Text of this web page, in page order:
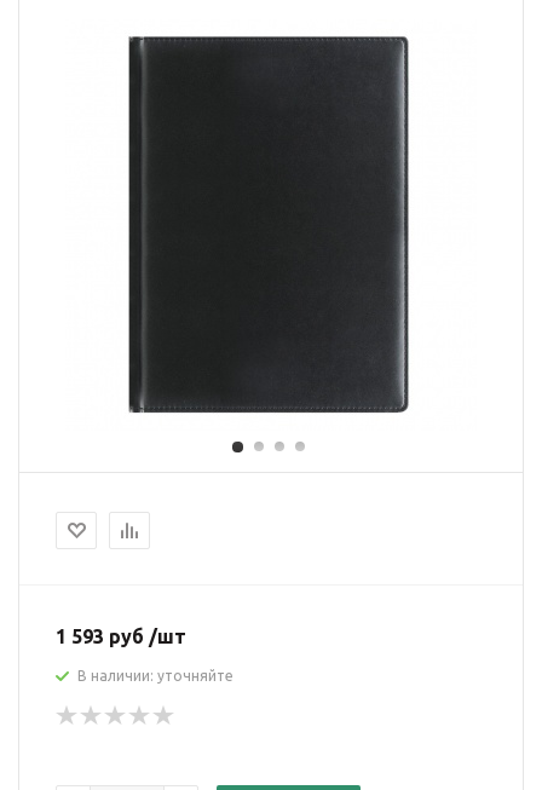
1 593 руб /шт
В наличии: уточняйте